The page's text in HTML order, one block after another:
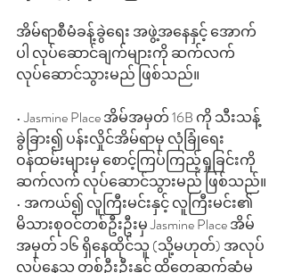
အိမ်ရာစီမံခန့်ခွဲရေး အဖွဲ့အနေနှင့် အောက်
ပါ လုပ်ဆောင်ချက်များကို ဆက်လက်
လုပ်ဆောင်သွားမည် ဖြစ်သည်။
• Jasmine Place အိမ်အမှတ် 16B ကို သီးသန့်
ခွဲခြား၍ ပန်းလှိုင်အိမ်ရာမှ လုံခြုံရေး
ဝန်ထမ်းများမှ စောင့်ကြပ်ကြည့်ရှုခြင်းကို
ဆက်လက် လုပ်ဆောင်သွားမည် ဖြစ်သည်။
• အကယ်၍ လူကြီးမင်းနှင့် လူကြီးမင်း၏
မိသားစုဝင်တစ်ဦးဦးမှ Jasmine Place အိမ်
အမှတ် ၁၆ ရှိနေထိုင်သူ (သို့မဟုတ်) အလုပ်
လုပ်နေသူ တစ်ဦးဦးနှင့် ထိတွေ့ဆက်ဆံမှု